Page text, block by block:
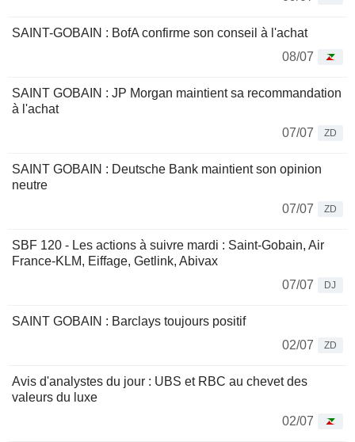
SAINT-GOBAIN : BofA confirme son conseil à l'achat
08/07
SAINT GOBAIN : JP Morgan maintient sa recommandation
à l'achat
07/07
ZD
SAINT GOBAIN : Deutsche Bank maintient son opinion
neutre
07/07
ZD
SBF 120 - Les actions à suivre mardi : Saint-Gobain, Air
France-KLM, Eiffage, Getlink, Abivax
07/07
DJ
SAINT GOBAIN : Barclays toujours positif
02/07
ZD
Avis d'analystes du jour : UBS et RBC au chevet des
valeurs du luxe
02/07